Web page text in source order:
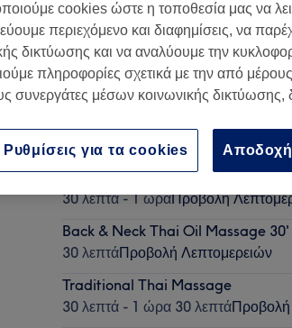
30 λεπτά - 1 ώρα 30 λεπτά
Guasha Detox Face Massage
30 λεπτά - 1 ώραΠροβολή
Back & Neck Thai Oil Massage 30'
30 λεπτάΠροβολή Λεπτομερειών
Traditional Thai Massage
30 λεπτά - 1 ώρα 30 λεπτάΠροβολή
cookies ώστε η τοποθεσία μας να
περιεχόμενο και διαφημίσεις, να
δικτύωσης και να αναλύουμε την
πληροφορίες σχετικά με την από
συνεργάτες μέσων κοινωνικής δικτύωσης,
Ρυθμίσεις για τα cookies